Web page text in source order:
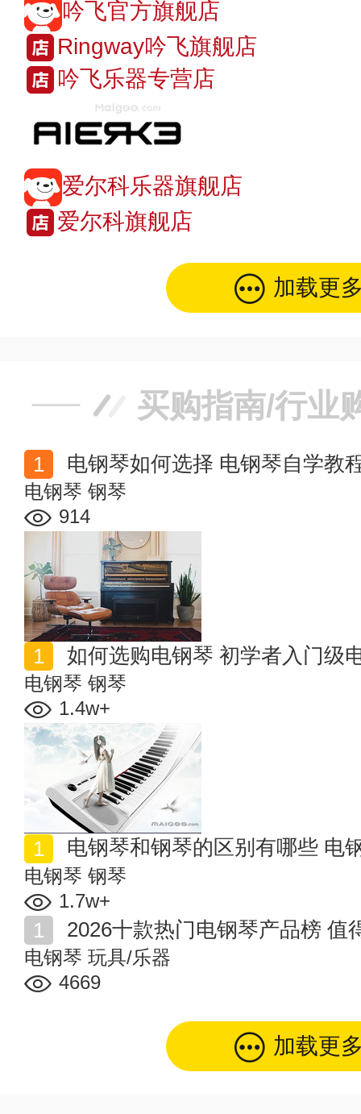
吟飞官方旗舰店
Ringway吟飞旗舰店
吟飞乐器专营店
爱尔科乐器旗舰店
爱尔科旗舰店
加载更
买购指南/行业
电钢琴如何选择 电钢琴自学教
电钢琴 钢琴
914
如何选购电钢琴 初学者入门级
电钢琴 钢琴
1.4w+
电钢琴和钢琴的区别有哪些 电
电钢琴 钢琴
1.7w+
2026十款热门电钢琴产品榜 值
电钢琴 玩具/乐器
4669
加载更